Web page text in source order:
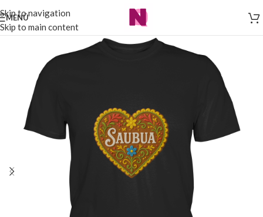
Skip to navigation
Skip to main content
MENÜ